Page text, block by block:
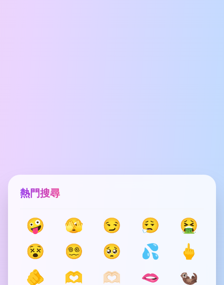
熱門搜尋
🤪 🫣 😏 😮‍💨
🤮
😵
😵‍💫 🥺 💦
🖕
🫵
🫶 🫶🏻 🫦 🦦